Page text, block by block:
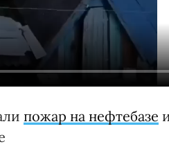
пожар на нефтебазе